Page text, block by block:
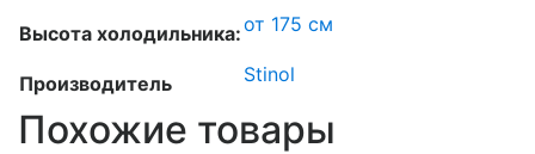
Высота холодильника:от 175 см
Производитель Stinol
Похожие товары